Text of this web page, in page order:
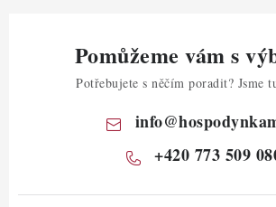
Pomůžeme vám s
Potřebujete s něčím poradit? Jsme
info@
+420 773 509